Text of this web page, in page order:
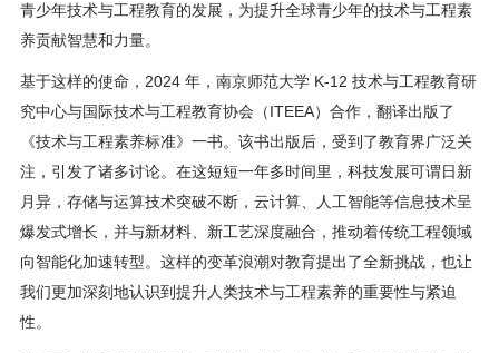
青少年技术与工程教育的发展，为提升全球青少年的技术与工程素
养贡献智慧和力量。
基于这样的使命，2024 年，南京师范大学 K-12 技术与工程教育研
究中心与国际技术与工程教育协会（ITEEA）合作，翻译出版了
《技术与工程素养标准》一书。该书出版后，受到了教育界广泛关
注，引发了诸多讨论。在这短短一年多时间里，科技发展可谓日新
月异，存储与运算技术突破不断，云计算、人工智能等信息技术呈
爆发式增长，并与新材料、新工艺深度融合，推动着传统工程领域
向智能化加速转型。这样的变革浪潮对教育提出了全新挑战，也让
我们更加深刻地认识到提升人类技术与工程素养的重要性与紧迫
性。